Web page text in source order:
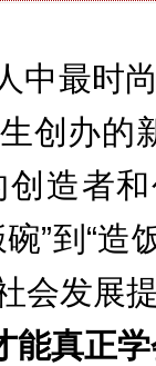
中最时
创办的
造者
”到“
会发展
能真正